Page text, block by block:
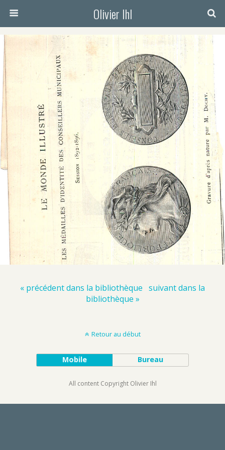
Olivier Ihl
« précédent dans la bibliothèque suivant dans la
bibliothèque »
Retour au début
Mobile Bureau
All content Copyright Olivier Ihl